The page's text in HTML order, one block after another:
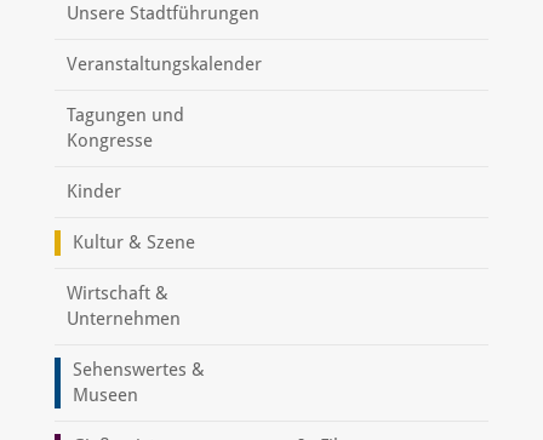
Unsere Stadtführungen
Veranstaltungskalender
Tagungen und
Kongresse
Kinder
Kultur & Szene
Wirtschaft &
Unternehmen
Sehenswertes &
Museen